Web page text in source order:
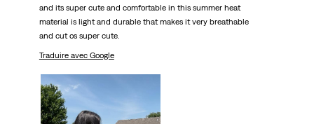
and its super cute and comfortable in this summer heat
material is light and durable that makes it very breathable
and cut os super cute.
Traduire avec Google